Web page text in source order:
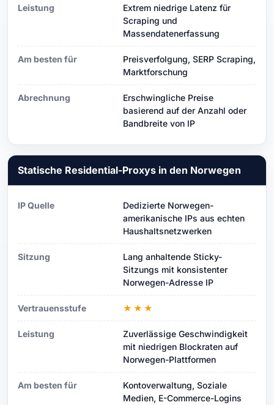
Leistung
Extrem niedrige Latenz für
Scraping und
Massendatenerfassung
Am besten für
Preisverfolgung, SERP Scraping,
Marktforschung
Abrechnung
Erschwingliche Preise
basierend auf der Anzahl oder
Bandbreite von IP
Statische Residential-Proxys in den Norwegen
IP Quelle
Dedizierte Norwegen-
amerikanische IPs aus echten
Haushaltsnetzwerken
Sitzung
Lang anhaltende Sticky-
Sitzungs mit konsistenter
Norwegen-Adresse IP
Vertrauensstufe ★★★
Leistung
Zuverlässige Geschwindigkeit
mit niedrigen Blockraten auf
Norwegen-Plattformen
Am besten für
Kontoverwaltung, Soziale
Medien, E-Commerce-Logins